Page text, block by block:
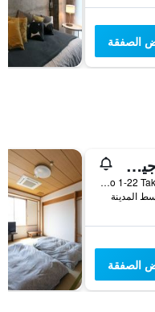
الصفقة
تاكاماتسو جيست هاوس بي جي ستيشن
Nishinomarucho 1-22 Takeda Building 2F, تاكاماتسو, اليابان
الصفقة